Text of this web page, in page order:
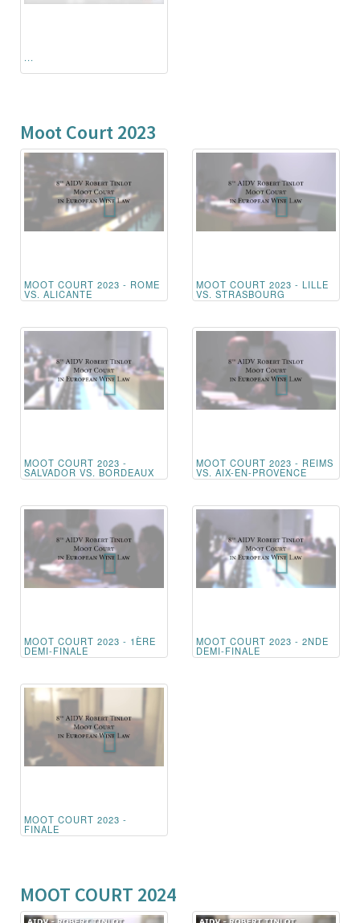
...
Moot Court 2023
MOOT COURT 2023 - ROME
VS. ALICANTE
MOOT COURT 2023 - LILLE
VS. STRASBOURG
MOOT COURT 2023 -
SALVADOR VS. BORDEAUX
MOOT COURT 2023 - REIMS
VS. AIX-EN-PROVENCE
MOOT COURT 2023 - 1ÈRE
DEMI-FINALE
MOOT COURT 2023 - 2NDE
DEMI-FINALE
MOOT COURT 2023 -
FINALE
MOOT COURT 2024